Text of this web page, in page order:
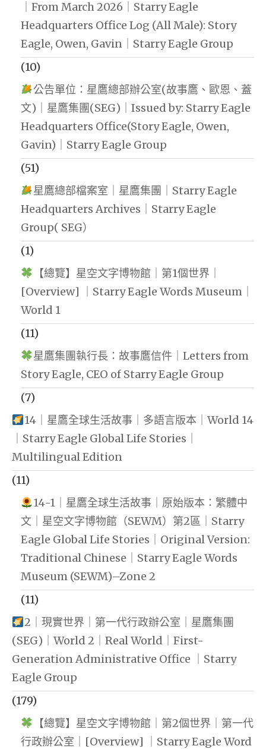
｜From March 2026｜Starry Eagle
Headquarters Office Log (All Male): Story
Eagle, Owen, Gavin｜Starry Eagle Group
(10)
公告單位：星鷹總部辦公室(故事鷹、歐恩、蓋
文)｜星鷹集團(SEG)｜Issued by: Starry Eagle
Headquarters Office(Story Eagle, Owen,
Gavin)｜Starry Eagle Group
(51)
星鷹總部檔案室｜星鷹集團｜Starry Eagle
Headquarters Archives｜Starry Eagle
Group( SEG）
(1)
【總覽】星空文字博物館｜第1個世界｜
[Overview] ｜Starry Eagle Words Museum｜
World 1
(11)
星鷹集團執行長：故事鷹信件｜Letters from
Story Eagle, CEO of Starry Eagle Group
(7)
14｜星鷹全球生活故事｜多語言版本｜World 14
｜Starry Eagle Global Life Stories｜
Multilingual Edition
(11)
14-1｜星鷹全球生活故事｜原始版本：繁體中
文｜星空文字博物館（SEWM）第2區｜Starry
Eagle Global Life Stories｜Original Version:
Traditional Chinese｜Starry Eagle Words
Museum (SEWM)–Zone 2
(11)
2｜現實世界｜第一代行政辦公室｜星鷹集團
(SEG)｜World 2｜Real World｜First-
Generation Administrative Office ｜Starry
Eagle Group
(179)
【總覽】星空文字博物館｜第2個世界｜第一代
行政辦公室｜[Overview] ｜Starry Eagle Word